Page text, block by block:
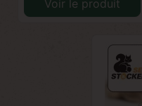
Voir le produit